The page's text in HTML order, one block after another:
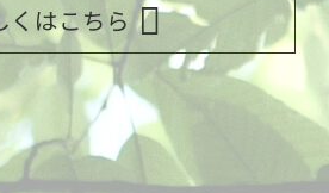
くはこちら